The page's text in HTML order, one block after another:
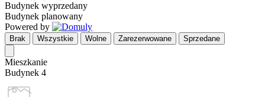
Budynek wyprzedany
Budynek planowany
Powered by
Brak Wszystkie Wolne Zarezerwowane Sprzedane
Mieszkanie
Budynek 4